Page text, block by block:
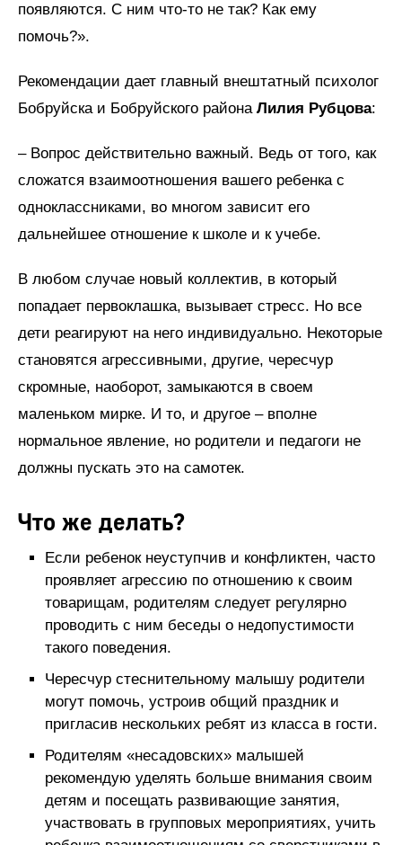
появляются. С ним что-то не так? Как ему
помочь?».
Рекомендации дает главный внештатный психолог
Бобруйска и Бобруйского района Лилия Рубцова:
– Вопрос действительно важный. Ведь от того, как
сложатся взаимоотношения вашего ребенка с
одноклассниками, во многом зависит его
дальнейшее отношение к школе и к учебе.
В любом случае новый коллектив, в который
попадает первоклашка, вызывает стресс. Но все
дети реагируют на него индивидуально. Некоторые
становятся агрессивными, другие, чересчур
скромные, наоборот, замыкаются в своем
маленьком мирке. И то, и другое – вполне
нормальное явление, но родители и педагоги не
должны пускать это на самотек.
Что же делать?
Если ребенок неуступчив и конфликтен, часто
проявляет агрессию по отношению к своим
товарищам, родителям следует регулярно
проводить с ним беседы о недопустимости
такого поведения.
Чересчур стеснительному малышу родители
могут помочь, устроив общий праздник и
пригласив нескольких ребят из класса в гости.
Родителям «несадовских» малышей
рекомендую уделять больше внимания своим
детям и посещать развивающие занятия,
участвовать в групповых мероприятиях, учить